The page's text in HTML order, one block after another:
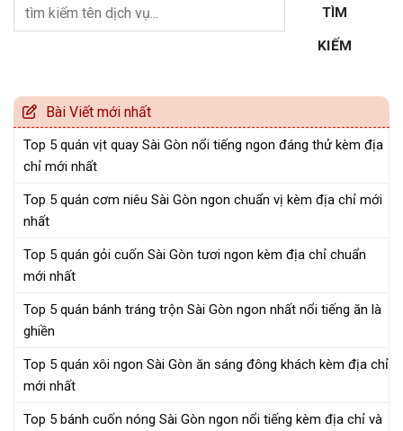
TÌM
KIẾM
Bài Viết mới nhất
Top 5 quán vịt quay Sài Gòn nổi tiếng ngon đáng thử kèm địa
chỉ mới nhất
Top 5 quán cơm niêu Sài Gòn ngon chuẩn vị kèm địa chỉ mới
nhất
Top 5 quán gỏi cuốn Sài Gòn tươi ngon kèm địa chỉ chuẩn
mới nhất
Top 5 quán bánh tráng trộn Sài Gòn ngon nhất nổi tiếng ăn là
ghiền
Top 5 quán xôi ngon Sài Gòn ăn sáng đông khách kèm địa chỉ
mới nhất
Top 5 bánh cuốn nóng Sài Gòn ngon nổi tiếng kèm địa chỉ và